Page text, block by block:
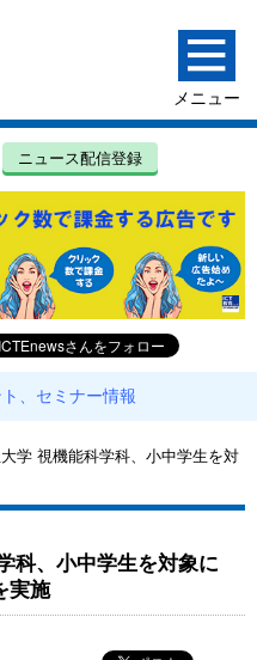
ニュース配信登録
、セミナー情報
学 視機能科学科、小中学生を対
科、小中学生を対象に
実施